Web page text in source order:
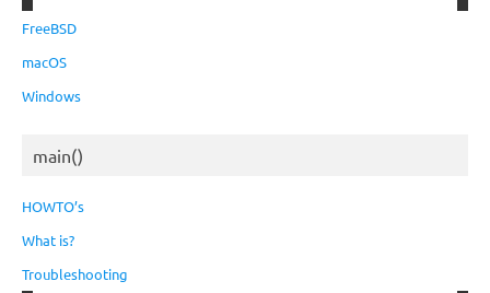
FreeBSD
macOS
Windows
main()
HOWTO’s
What is?
Troubleshooting